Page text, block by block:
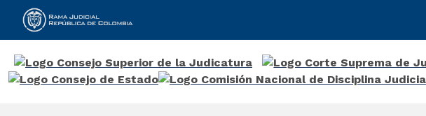
Rama Judicial